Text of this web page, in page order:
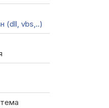
(dll, vbs,..)